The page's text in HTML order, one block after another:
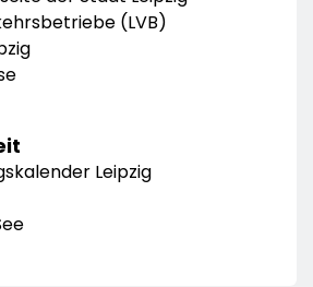
(LVB)
Leipzig